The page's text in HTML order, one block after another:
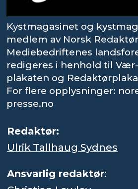
Kystmagasinet og
medlem av Norsk
Mediebedriftenes
redigeres i henhold til
plakaten og
For flere opplysninger:
presse.no
Redaktør:
Ulrik Tallhaug Sydnes
Ansvarlig redaktør: